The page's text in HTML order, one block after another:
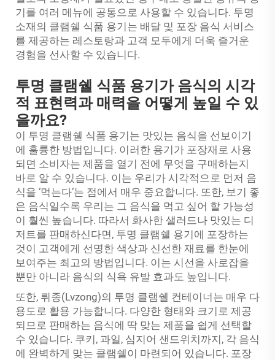
기를 여러 메뉴에 공통으로 사용할 수 있습니다. 투명
소재의 클램쉘 식품 용기는 배달 및 포장 음식 서비스
를 제공하는 레스토랑과 고객 모두에게 더욱 즐거운
경험을 선사할 수 있습니다.
투명 클램쉘 식품 용기가 음식의 시각
적 표현력과 매력을 어떻게 높일 수 있
을까요?
이 투명 클램쉘 식품 용기는 맛있는 음식을 선보이기
에 훌륭한 방법입니다. 이러한 용기가 포장재로 사용
되면 소비자는 제품을 열기 전에 무엇을 구매하는지
바로 알 수 있습니다. 이는 우리가 시각적으로 먼저 음
식을 ‘먹는다’는 점에서 매우 중요합니다. 또한, 보기 좋
은 음식일수록 우리는 그 음식을 먹고 싶어 할 가능성
이 훨씬 높습니다. 따라서 화사한 샐러드나 맛있는 디
저트를 판매하신다면, 투명 클램쉘 용기에 포장하는
것이 고객에게 선명한 색상과 신선한 재료를 한눈에
보여주는 최고의 방법입니다. 이는 시선을 사로잡을
뿐만 아니라 음식의 식욕 유발 효과도 높입니다.
또한, 뤼종(Lvzong)의 투명 클램쉘 컨테이너는 매우 다
용도로 활용 가능합니다. 다양한 형태와 크기로 제공
되므로 판매하는 음식에 딱 맞는 제품을 쉽게 선택할
수 있습니다. 쿠키, 과일, 심지어 샌드위치까지, 각 음식
에 완벽하게 맞는 클램쉘이 마련되어 있습니다. 포장